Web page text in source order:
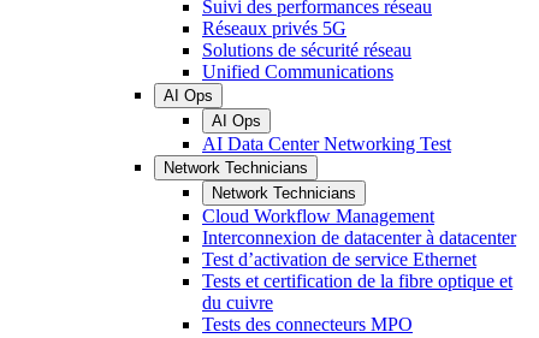
Suivi des performances réseau
Réseaux privés 5G
Solutions de sécurité réseau
Unified Communications
AI Ops
AI Ops
AI Data Center Networking Test
Network Technicians
Network Technicians
Cloud Workflow Management
Interconnexion de datacenter à datacenter
Test d’activation de service Ethernet
Tests et certification de la fibre optique et
du cuivre
Tests des connecteurs MPO